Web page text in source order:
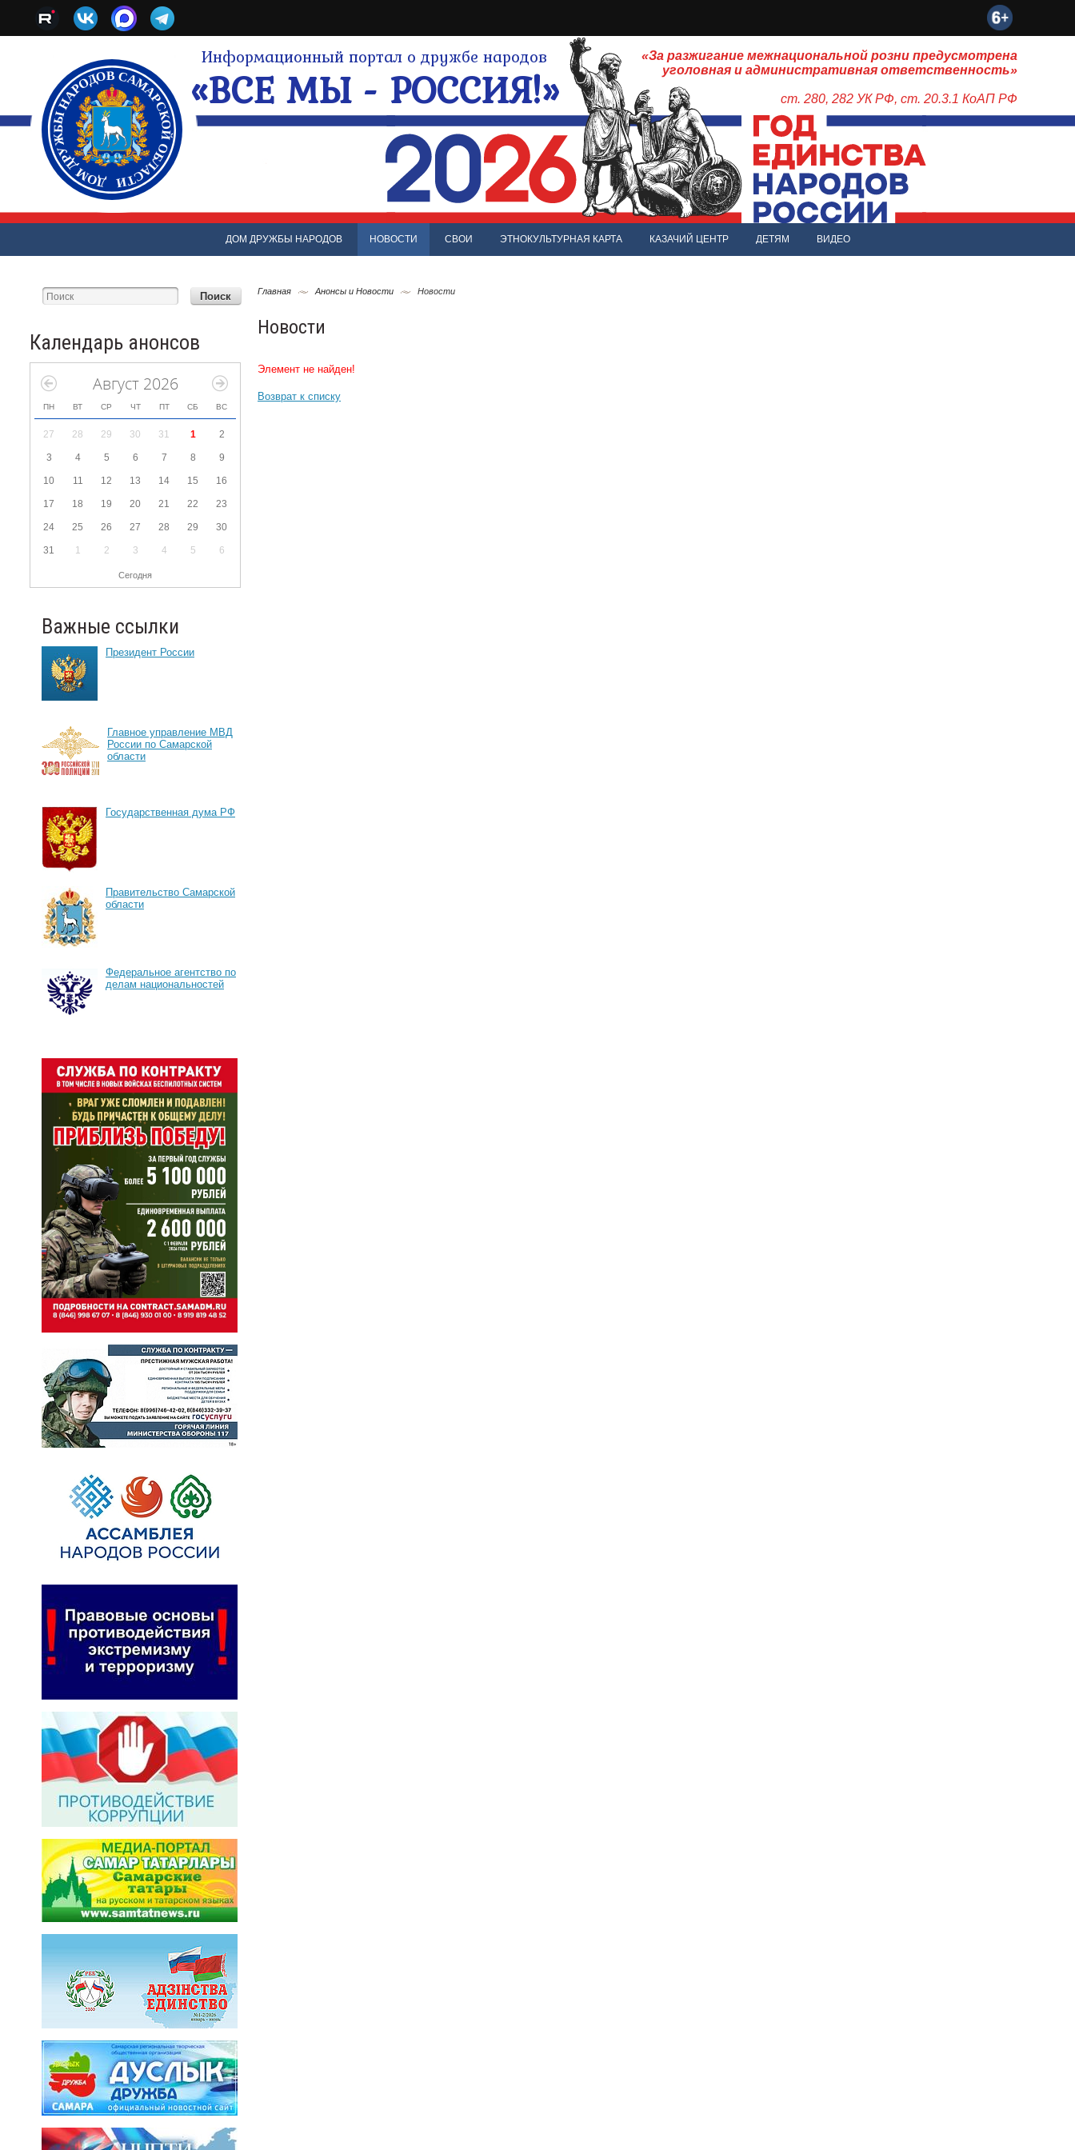
Информационный портал о дружбе народов
«ВСЕ МЫ - РОССИЯ!»
«За разжигание межнациональной розни предусмотрена
уголовная и административная ответственность»
ст. 280, 282 УК РФ, ст. 20.3.1 КоАП РФ
ДОМ ДРУЖБЫ НАРОДОВ НОВОСТИ СВОИ ЭТНОКУЛЬТУРНАЯ КАРТА КАЗАЧИЙ ЦЕНТР ДЕТЯМ ВИДЕО
Календарь анонсов
Август 2026
ПН ВТ СР ЧТ ПТ СБ ВС
27 28 29 30 31 1 2
3 4 5 6 7 8 9
10 11 12 13 14 15 16
17 18 19 20 21 22 23
24 25 26 27 28 29 30
31 1 2 3 4 5 6
Сегодня
Важные ссылки
Президент России
Главное управление МВД
России по Самарской
области
Государственная дума РФ
Правительство Самарской
области
Федеральное агентство по
делам национальностей
Главная Анонсы и Новости Новости
Новости
Элемент не найден!
Возврат к списку